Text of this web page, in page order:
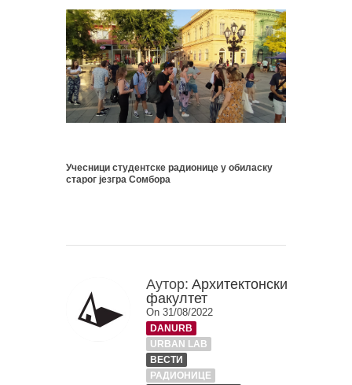
Учесници студентске радионице у обиласку
старог језгра Сомбора
Аутор: Архитектонски
факултет
On 31/08/2022
DANURB
URBAN LAB
ВЕСТИ
РАДИОНИЦЕ